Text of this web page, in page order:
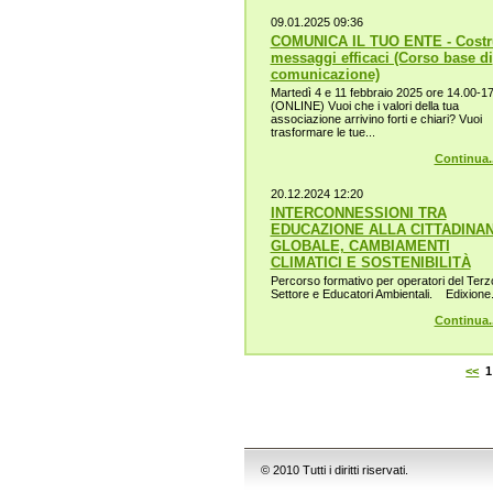
09.01.2025 09:36
COMUNICA IL TUO ENTE -
messaggi efficaci (Corso base di
comunicazione)
Martedì 4 e 11 febbraio 2025 ore 14.00-
(ONLINE) Vuoi che i valori della tua
associazione arrivino forti e chiari? Vuoi
trasformare le tue...
20.12.2024 12:20
INTERCONNESSIONI TRA
EDUCAZIONE ALLA
GLOBALE, CAMBIAMENTI
CLIMATICI E SOSTENIBILITÀ
Percorso formativo per operatori del
Settore e Educatori Ambientali. Edixione...
<< 1
© 2010 Tutti i diritti riservati.